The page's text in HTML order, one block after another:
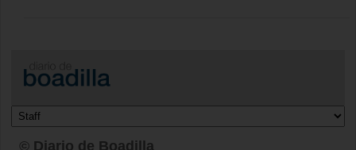
© Diario de Boadilla